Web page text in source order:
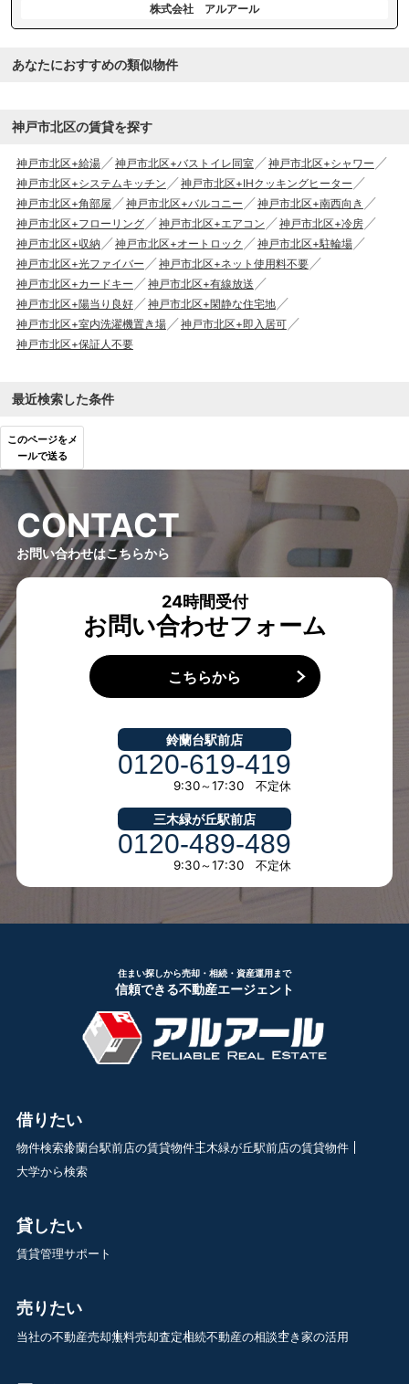
株式会社 アルアール
あなたにおすすめの類似物件
神戸市北区の賃貸を探す
神戸市北区+給湯 神戸市北区+バストイレ同室
神戸市北区+シャワー
神戸市北区+システムキッチン
神戸市北区+IHクッキングヒーター
神戸市北区+角部屋
神戸市北区+バルコニー
神戸市北区+南西向き
神戸市北区+フローリング
神戸市北区+エアコン
神戸市北区+冷房
神戸市北区+収納
神戸市北区+オートロック
神戸市北区+駐輪場
神戸市北区+光ファイバー
神戸市北区+ネット使用料不要
神戸市北区+カードキー
神戸市北区+有線放送
神戸市北区+陽当り良好
神戸市北区+閑静な住宅地
神戸市北区+室内洗濯機置き場
神戸市北区+即入居可
神戸市北区+保証人不要
最近検索した条件
このページをメ
ールで送る
CONTACT
お問い合わせはこちらから
24時間受付
お問い合わせフォーム
こちらから
鈴蘭台駅前店
0120-619-419
9:30～17:30 不定休
三木緑が丘駅前店
0120-489-489
9:30～17:30 不定休
住まい探しから売却・相続・資産運用まで
信頼できる不動産エージェント
借りたい
物件検索鈴蘭台駅前店の賃貸物件三木緑が丘駅前店の賃貸物件
大学から検索
貸したい
賃貸管理サポート
売りたい
当社の不動産売却無料売却査定相続不動産の相談空き家の活用